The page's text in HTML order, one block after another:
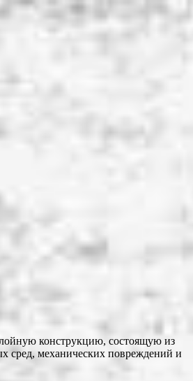
конструкцию, состоящую из
сред, механических повреждений и